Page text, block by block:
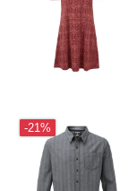
-21%